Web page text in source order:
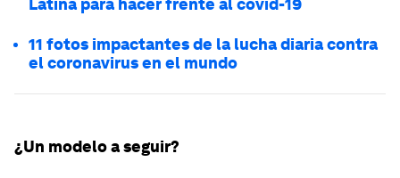
11 fotos impactantes de la lucha diaria contra
el coronavirus en el mundo
¿Un modelo a seguir?